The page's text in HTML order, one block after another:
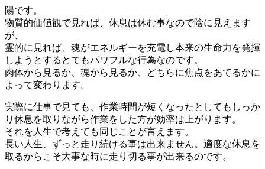
陽です。
物質的価値観で見れば、休息は休む事なので陰に見えます
が、
霊的に見れば、魂がエネルギーを充電し本来の生命力を発揮
しようとするとてもパワフルな行為なのです。
肉体から見るか、魂から見るか、どちらに焦点をあてるかに
よって変わります。
実際に仕事で見ても、作業時間が短くなったとしてもしっか
り休息を取りながら作業をした方が効率は上がります。
それを人生で考えても同じことが言えます。
長い人生、ずっと走り続ける事は出来ません。適度な休息を
取るからこそ大事な時に走り切る事が出来るのです。